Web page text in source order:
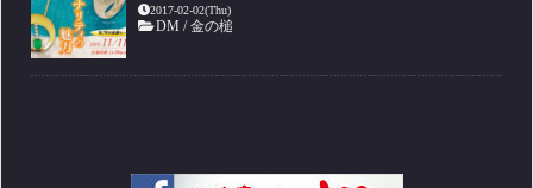
2017-02-02(Thu)
DM /金の槌